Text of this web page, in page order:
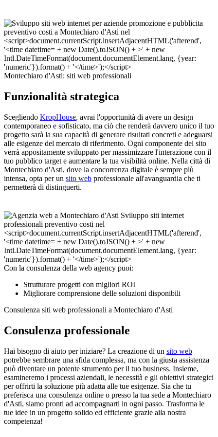
Montechiaro d'Asti: siti web professionali
Funzionalità strategica
Scegliendo KropHouse, avrai l'opportunità di avere un design
contemporaneo e sofisticato, ma ciò che renderà davvero unico il tuo
progetto sarà la sua capacità di generare risultati concreti e adeguarsi
alle esigenze del mercato di riferimento. Ogni componente del sito
verrà appositamente sviluppato per massimizzare l'interazione con il
tuo pubblico target e aumentare la tua visibilità online. Nella città di
Montechiaro d'Asti, dove la concorrenza digitale è sempre più
intensa, opta per un sito web professionale all'avanguardia che ti
permetterà di distinguerti.
Con la consulenza della web agency puoi:
Strutturare progetti con migliori ROI
Migliorare comprensione delle soluzioni disponibili
Consulenza siti web professionali a Montechiaro d'Asti
Consulenza professionale
Hai bisogno di aiuto per iniziare? La creazione di un sito web
potrebbe sembrare una sfida complessa, ma con la giusta assistenza
può diventare un potente strumento per il tuo business. Insieme,
esamineremo i processi aziendali, le necessità e gli obiettivi strategici
per offrirti la soluzione più adatta alle tue esigenze. Sia che tu
preferisca una consulenza online o presso la tua sede a Montechiaro
d'Asti, siamo pronti ad accompagnarti in ogni passo. Trasforma le
tue idee in un progetto solido ed efficiente grazie alla nostra
competenza!